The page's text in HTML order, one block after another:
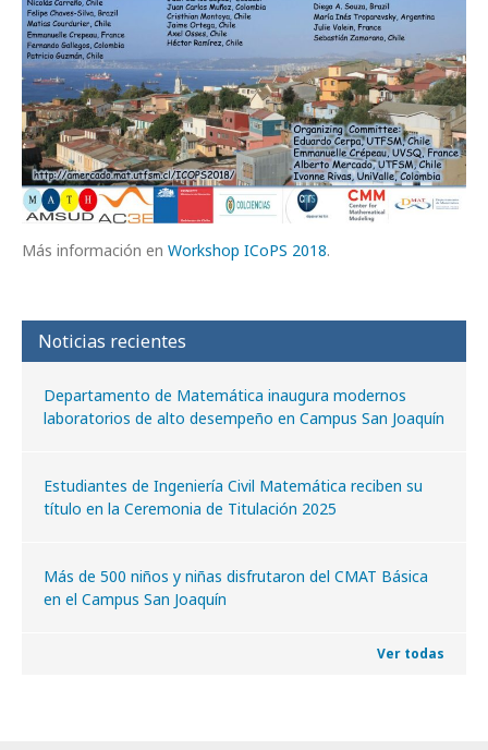
Más información en Workshop ICoPS 2018.
Noticias recientes
Departamento de Matemática inaugura modernos
laboratorios de alto desempeño en Campus San Joaquín
Estudiantes de Ingeniería Civil Matemática reciben su
título en la Ceremonia de Titulación 2025
Más de 500 niños y niñas disfrutaron del CMAT Básica
en el Campus San Joaquín
Ver todas